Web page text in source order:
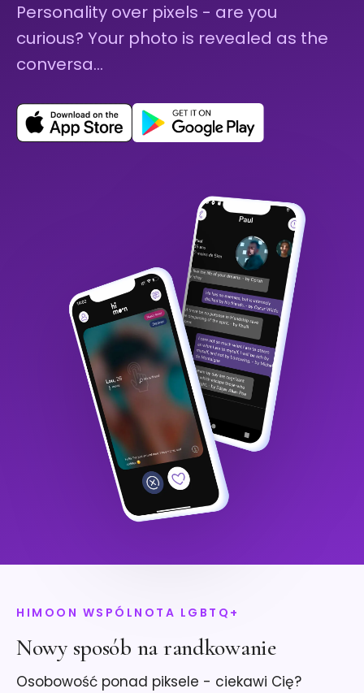
Personality over pixels - are you
curious? Your photo is revealed as the
conversa…
HIMOON WSPÓLNOTA LGBTQ+
Nowy sposób na randkowanie
Osobowość ponad piksele - ciekawi Cię?